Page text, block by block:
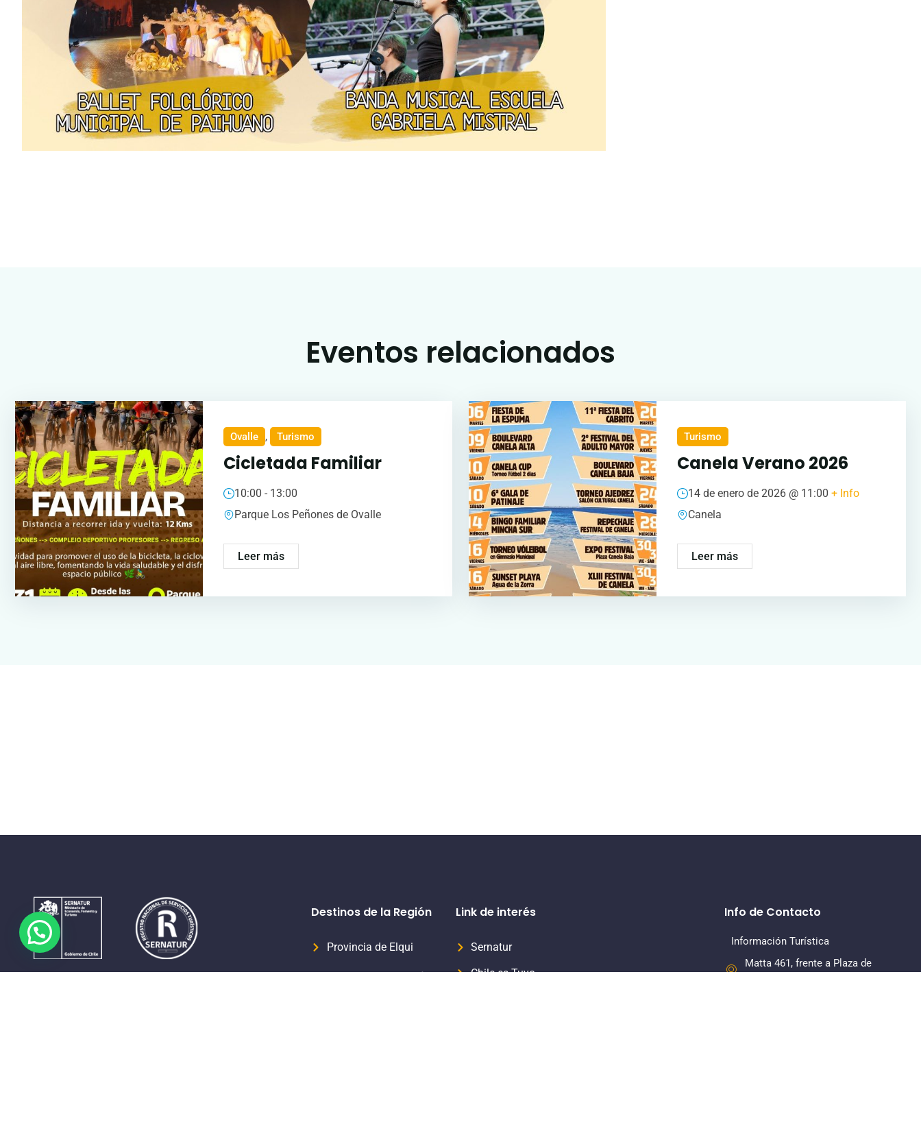
Eventos relacionados
Ovalle , Turismo
Cicletada Familiar
10:00 - 13:00
Parque Los Peñones de Ovalle
Leer más
Turismo
Canela Verano 2026
14 de enero de 2026 @ 11:00 + Info
Canela
Leer más
Destinos de la Región
Provincia de Elqui
Provincia del Limarí
Link de interés
Sernatur
Chile es Tuyo
Info de Contacto
Información Turística
Matta 461, frente a Plaza de